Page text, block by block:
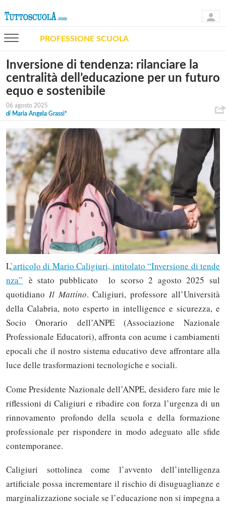
PROFESSIONE SCUOLA
Inversione di tendenza: rilanciare la
centralità dell’educazione per un futuro
equo e sostenibile
06 agosto 2025
di Maria Angela Grassi*
L’articolo di Mario Caligiuri, intitolato “Inversione di tende
nza” è stato pubblicato lo scorso 2 agosto 2025 sul
quotidiano Il Mattino. Caligiuri, professore all’Università
della Calabria, noto esperto in intelligence e sicurezza, e
Socio Onorario dell’ANPE (Associazione Nazionale
Professionale Educatori), affronta con acume i cambiamenti
epocali che il nostro sistema educativo deve affrontare alla
luce delle trasformazioni tecnologiche e sociali.
Come Presidente Nazionale dell’ANPE, desidero fare mie le
riflessioni di Caligiuri e ribadire con forza l’urgenza di un
rinnovamento profondo della scuola e della formazione
professionale per rispondere in modo adeguato alle sfide
contemporanee.
Caligiuri sottolinea come l’avvento dell’intelligenza
artificiale possa incrementare il rischio di disuguaglianze e
marginalizzazione sociale se l’educazione non si impegna a